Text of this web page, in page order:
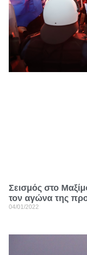
Σεισμός στο
τον αγώνα της
04/01/2022